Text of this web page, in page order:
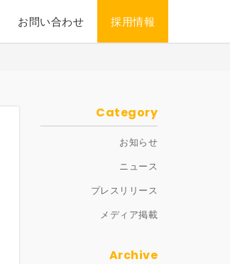
お問い合わせ 採用情報
Category
お知らせ
ニュース
プレスリリース
メディア掲載
Archive